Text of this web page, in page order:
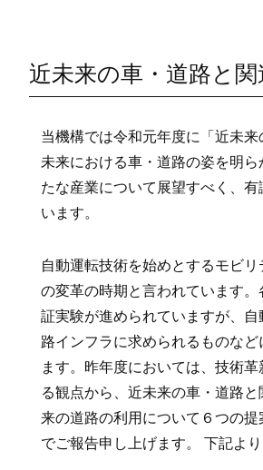
近未来の車・道路と
当機構では令和元年度に「近未
未来における車・道路の姿を明
たな産業について展望すべく、
います。
自動運転技術を始めとするモビ
の変革の時期と言われています
証実験が進められていますが、
路インフラに求められるものな
ます。昨年度においては、技術
る観点から、近未来の車・道路
来の道路の利用について６つの
でご報告申し上げます。 下記よ